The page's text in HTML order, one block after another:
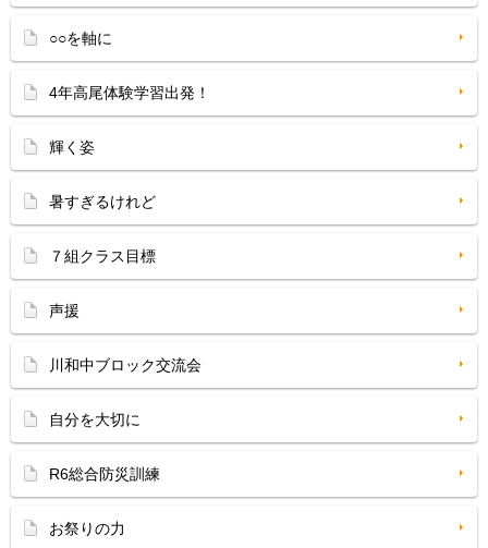
○○を軸に
4年高尾体験学習出発！
輝く姿
暑すぎるけれど
７組クラス目標
声援
川和中ブロック交流会
自分を大切に
R6総合防災訓練
お祭りの力